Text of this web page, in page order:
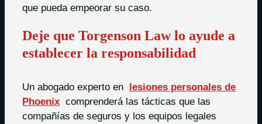
que pueda empeorar su caso.
Deje que Torgenson Law lo ayude a
establecer la responsabilidad
Un abogado experto en lesiones personales de
Phoenix comprenderá las tácticas que las
compañías de seguros y los equipos legales